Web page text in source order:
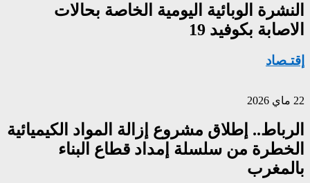
النشرة الوبائية اليومية الخاصة بحالات
الاصابة بكوفيد 19
إقتـصاد
22 ماي 2026
الرباط.. إطلاق مشروع إزالة المواد الكيميائية
الخطرة من سلسلة إمداد قطاع البناء
بالمغرب